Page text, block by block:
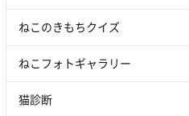
ねこのきもちクイズ
ねこフォトギャラリー
猫診断